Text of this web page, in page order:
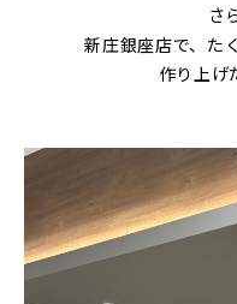
さ
新庄銀座店で、た
作り上げ